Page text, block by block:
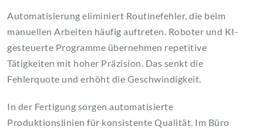
Automatisierung eliminiert Routinefehler, die beim
manuellen Arbeiten häufig auftreten. Roboter und KI-
gesteuerte Programme übernehmen repetitive
Tätigkeiten mit hoher Präzision. Das senkt die
Fehlerquote und erhöht die Geschwindigkeit.
In der Fertigung sorgen automatisierte
Produktionslinien für konsistente Qualität. Im Büro